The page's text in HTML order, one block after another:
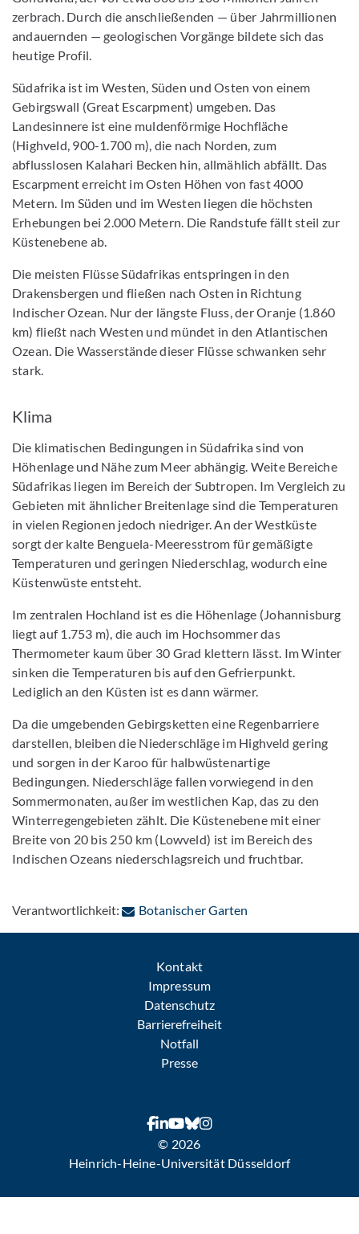
zerbrach. Durch die anschließenden — über Jahrmillionen
andauernden — geologischen Vorgänge bildete sich das
heutige Profil.
Südafrika ist im Westen, Süden und Osten von einem
Gebirgswall (Great Escarpment) umgeben. Das
Landesinnere ist eine muldenförmige Hochfläche
(Highveld, 900-1.700 m), die nach Norden, zum
abflusslosen Kalahari Becken hin, allmählich abfällt. Das
Escarpment erreicht im Osten Höhen von fast 4000
Metern. Im Süden und im Westen liegen die höchsten
Erhebungen bei 2.000 Metern. Die Randstufe fällt steil zur
Küstenebene ab.
Die meisten Flüsse Südafrikas entspringen in den
Drakensbergen und fließen nach Osten in Richtung
Indischer Ozean. Nur der längste Fluss, der Oranje (1.860
km) fließt nach Westen und mündet in den Atlantischen
Ozean. Die Wasserstände dieser Flüsse schwanken sehr
stark.
Klima
Die klimatischen Bedingungen in Südafrika sind von
Höhenlage und Nähe zum Meer abhängig. Weite Bereiche
Südafrikas liegen im Bereich der Subtropen. Im Vergleich zu
Gebieten mit ähnlicher Breitenlage sind die Temperaturen
in vielen Regionen jedoch niedriger. An der Westküste
sorgt der kalte Benguela-Meeresstrom für gemäßigte
Temperaturen und geringen Niederschlag, wodurch eine
Küstenwüste entsteht.
Im zentralen Hochland ist es die Höhenlage (Johannisburg
liegt auf 1.753 m), die auch im Hochsommer das
Thermometer kaum über 30 Grad klettern lässt. Im Winter
sinken die Temperaturen bis auf den Gefrierpunkt.
Lediglich an den Küsten ist es dann wärmer.
Da die umgebenden Gebirgsketten eine Regenbarriere
darstellen, bleiben die Niederschläge im Highveld gering
und sorgen in der Karoo für halbwüstenartige
Bedingungen. Niederschläge fallen vorwiegend in den
Sommermonaten, außer im westlichen Kap, das zu den
Winterregengebieten zählt. Die Küstenebene mit einer
Breite von 20 bis 250 km (Lowveld) ist im Bereich des
Indischen Ozeans niederschlagsreich und fruchtbar.
Verantwortlichkeit: Botanischer Garten: Per E-Mail
Kontakt
Impressum
Datenschutz
Barrierefreiheit
Notfall
Presse
© 2026
Heinrich-Heine-Universität Düsseldorf